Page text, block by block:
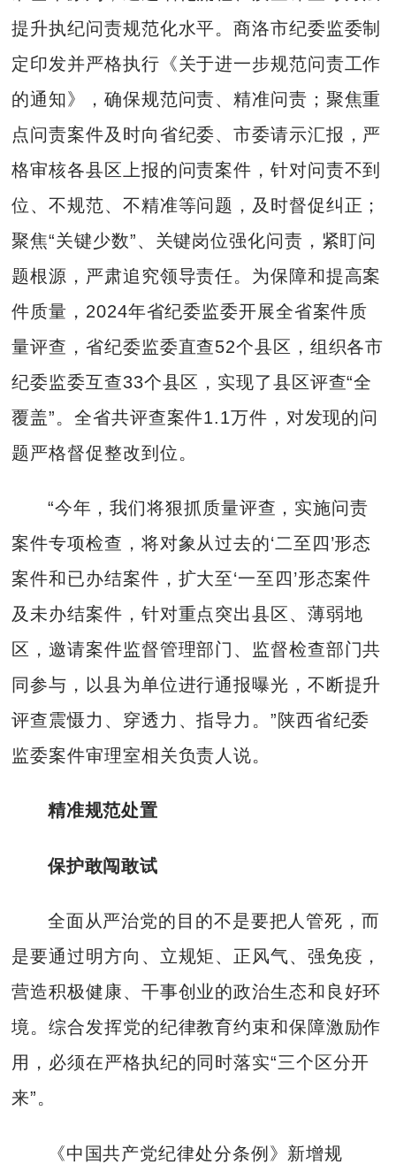
提升执纪问责规范化水平。商洛市纪委监委制
定印发并严格执行《关于进一步规范问责工作
的通知》，确保规范问责、精准问责；聚焦重
点问责案件及时向省纪委、市委请示汇报，严
格审核各县区上报的问责案件，针对问责不到
位、不规范、不精准等问题，及时督促纠正；
聚焦“关键少数”、关键岗位强化问责，紧盯问
题根源，严肃追究领导责任。为保障和提高案
件质量，2024年省纪委监委开展全省案件质
量评查，省纪委监委直查52个县区，组织各市
纪委监委互查33个县区，实现了县区评查“全
覆盖”。全省共评查案件1.1万件，对发现的问
题严格督促整改到位。
“今年，我们将狠抓质量评查，实施问责
案件专项检查，将对象从过去的‘二至四’形态
案件和已办结案件，扩大至‘一至四’形态案件
及未办结案件，针对重点突出县区、薄弱地
区，邀请案件监督管理部门、监督检查部门共
同参与，以县为单位进行通报曝光，不断提升
评查震慑力、穿透力、指导力。”陕西省纪委
监委案件审理室相关负责人说。
精准规范处置
保护敢闯敢试
全面从严治党的目的不是要把人管死，而
是要通过明方向、立规矩、正风气、强免疫，
营造积极健康、干事创业的政治生态和良好环
境。综合发挥党的纪律教育约束和保障激励作
用，必须在严格执纪的同时落实“三个区分开
来”。
《中国共产党纪律处分条例》新增规